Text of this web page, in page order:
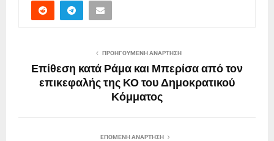
ΠΡΟΗΓΟΎΜΕΝΗ ΑΝΆΡΤΗΣΗ
Επίθεση κατά Ράμα και Μπερίσα από τον
επικεφαλής της ΚΟ του Δημοκρατικού
Κόμματος
ΕΠΌΜΕΝΗ ΑΝΆΡΤΗΣΗ